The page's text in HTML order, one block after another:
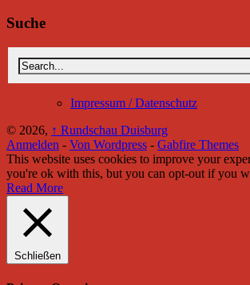
Suche
Impressum / Datenschutz
© 2026, ↑ Rundschau Duisburg
Anmelden - Von Wordpress - Gabfire Themes
This website uses cookies to improve your
you're ok with this, but you can opt-out if you
Read More
Schließen